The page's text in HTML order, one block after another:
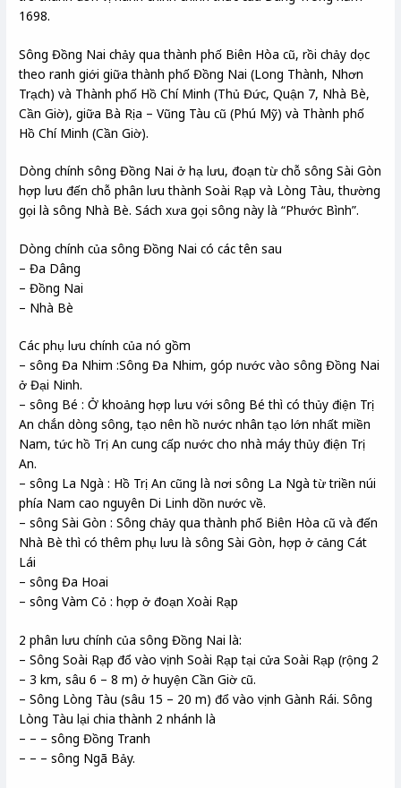
1698.
Sông Đồng Nai chảy qua thành phố Biên Hòa cũ, rồi chảy dọc
theo ranh giới giữa thành phố Đồng Nai (Long Thành, Nhơn
Trạch) và Thành phố Hồ Chí Minh (Thủ Đức, Quận 7, Nhà Bè,
Cần Giờ), giữa Bà Rịa – Vũng Tàu cũ (Phú Mỹ) và Thành phố
Hồ Chí Minh (Cần Giờ).
Dòng chính sông Đồng Nai ở hạ lưu, đoạn từ chỗ sông Sài Gòn
hợp lưu đến chỗ phân lưu thành Soài Rạp và Lòng Tàu, thường
gọi là sông Nhà Bè. Sách xưa gọi sông này là “Phước Bình”.
Dòng chính của sông Đồng Nai có các tên sau
– Đa Dâng
– Đồng Nai
– Nhà Bè
Các phụ lưu chính của nó gồm
– sông Đa Nhim :Sông Đa Nhim, góp nước vào sông Đồng Nai
ở Đại Ninh.
– sông Bé : Ở khoảng hợp lưu với sông Bé thì có thủy điện Trị
An chắn dòng sông, tạo nên hồ nước nhân tạo lớn nhất miền
Nam, tức hồ Trị An cung cấp nước cho nhà máy thủy điện Trị
An.
– sông La Ngà : Hồ Trị An cũng là nơi sông La Ngà từ triền núi
phía Nam cao nguyên Di Linh dồn nước về.
– sông Sài Gòn : Sông chảy qua thành phố Biên Hòa cũ và đến
Nhà Bè thì có thêm phụ lưu là sông Sài Gòn, hợp ở cảng Cát
Lái
– sông Đa Hoai
– sông Vàm Cỏ : hợp ở đoạn Xoài Rạp
2 phân lưu chính của sông Đồng Nai là:
– Sông Soài Rạp đổ vào vịnh Soài Rạp tại cửa Soài Rạp (rộng 2
– 3 km, sâu 6 – 8 m) ở huyện Cần Giờ cũ.
– Sông Lòng Tàu (sâu 15 – 20 m) đổ vào vịnh Gành Rái. Sông
Lòng Tàu lại chia thành 2 nhánh là
– – – sông Đồng Tranh
– – – sông Ngã Bảy.